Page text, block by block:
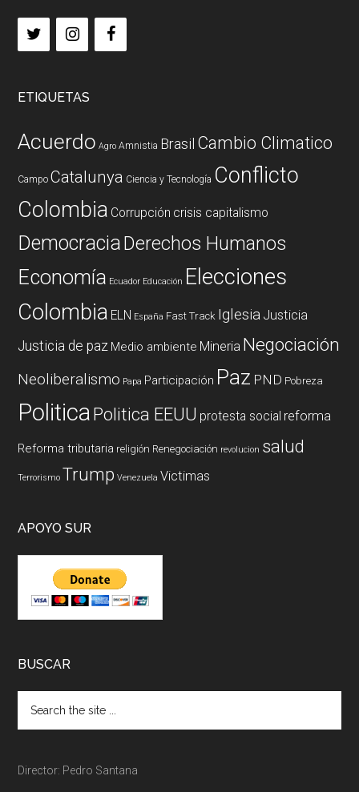
ETIQUETAS
Acuerdo Agro Amnistia Brasil Cambio Climatico
Campo Catalunya Ciencia y Tecnología Conflicto
Colombia Corrupción crisis capitalismo
DemocraciaDerechos Humanos
Economía Ecuador Educación Elecciones
Colombia ELN España Fast Track Iglesia Justicia
Justicia de paz Medio ambiente Mineria Negociación
Neoliberalismo Papa Participación Paz PND Pobreza
PoliticaPolitica EEUU protesta social reforma
Reforma tributaria religión Renegociación revolucion salud
Terrorismo Trump Venezuela Victimas
APOYO SUR
BUSCAR
Director: Pedro Santana